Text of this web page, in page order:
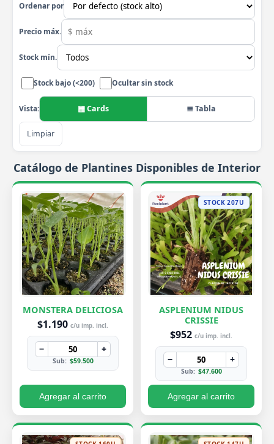
Ordenar por
Precio máx.
Stock mín.
Stock bajo (<200) Ocultar sin stock
Vista: ▦ Cards ≣ Tabla
Limpiar
Catálogo de Plantines Disponibles de Interior
MONSTERA DELICIOSA
$1.190 c/u imp. incl.
− +
Sub: $59.500
Agregar al carrito
STOCK 207U
ASPLENIUM NIDUS
CRISSIE
$952 c/u imp. incl.
− +
Sub: $47.600
Agregar al carrito